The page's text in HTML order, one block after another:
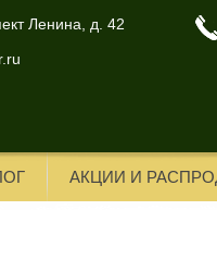
Ленина, д. 42
АКЦИИ И